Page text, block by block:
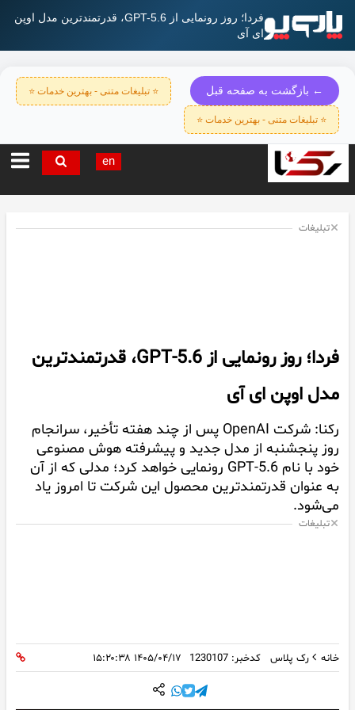
فردا؛ روز رونمایی از GPT-5.6، قدرتمندترین مدل اوپن‌
ای‌ آی
← بازگشت به صفحه قبل ⭐ تبلیغات متنی - بهترین خدمات ⭐
⭐ تبلیغات متنی - بهترین خدمات ⭐